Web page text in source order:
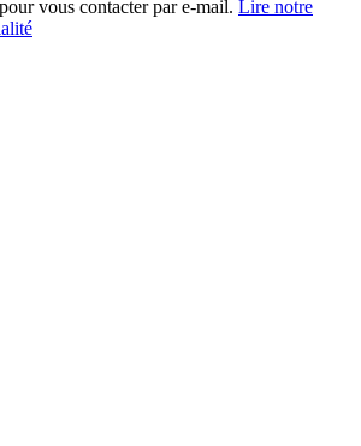
vous contacter par e-mail. Lire notre